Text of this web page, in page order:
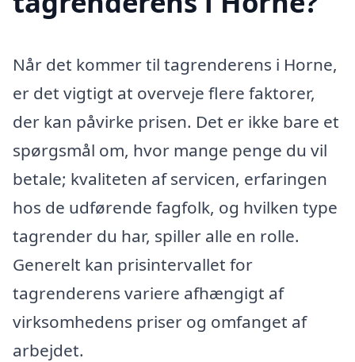
Når det kommer til tagrenderens i Horne,
er det vigtigt at overveje flere faktorer,
der kan påvirke prisen. Det er ikke bare et
spørgsmål om, hvor mange penge du vil
betale; kvaliteten af servicen, erfaringen
hos de udførende fagfolk, og hvilken type
tagrender du har, spiller alle en rolle.
Generelt kan prisintervallet for
tagrenderens variere afhængigt af
virksomhedens priser og omfanget af
arbejdet.